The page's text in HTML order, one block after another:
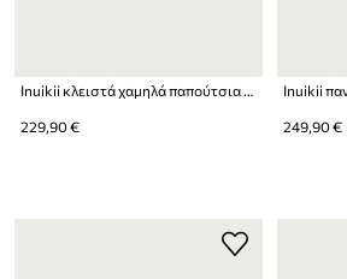
Inuikii κλειστά χαμηλά παπούτσια Γυναικεία σουέτ Mocabee Curly
229,90 € 249,90 €